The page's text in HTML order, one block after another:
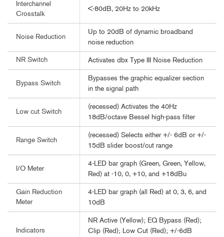
Interchannel
Crosstalk
<-80dB, 20Hz to 20kHz
Noise Reduction
Up to 20dB of dynamic broadband
noise reduction
NR Switch Activates dbx Type III Noise Reduction
Bypass Switch
Bypasses the graphic equalizer section
in the signal path
Low cut Switch
(recessed) Activates the 40Hz
18dB/octave Bessel high-pass filter
Range Switch
(recessed) Selects either +/- 6dB or +/-
15dB slider boost/cut range
I/O Meter
4-LED bar graph (Green, Green, Yellow,
Red) at -10, 0, +10, and +18dBu
Gain Reduction
Meter
4-LED bar graph (all Red) at 0, 3, 6, and
10dB
Indicators
NR Active (Yellow); EQ Bypass (Red);
Clip (Red); Low Cut (Red); +/-6dB